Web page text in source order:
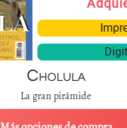
Cholula
La gran pirámide